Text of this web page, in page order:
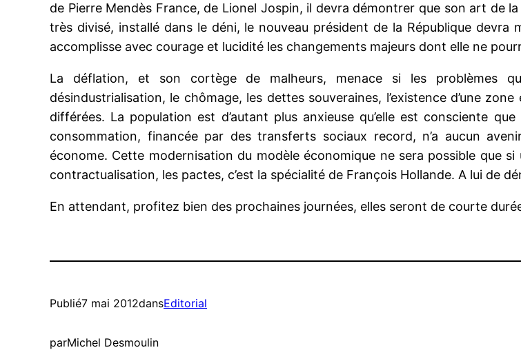
de Pierre Mendès France, de Lionel Jospin, il devra démontrer que son art de
très divisé, installé dans le déni, le nouveau président de la République
accomplisse avec courage et lucidité les changements majeurs dont elle ne
La déflation, et son cortège de malheurs, menace si les problèmes
désindustrialisation, le chômage, les dettes souveraines, l’existence d’une
différées. La population est d’autant plus anxieuse qu’elle est consciente
consommation, financée par des transferts sociaux record, n’a aucun
économe. Cette modernisation du modèle économique ne sera possible que
contractualisation, les pactes, c’est la spécialité de François Hollande. A lui de
En attendant, profitez bien des prochaines journées, elles seront de courte
Publié7 mai 2012dansEditorial
parMichel Desmoulin